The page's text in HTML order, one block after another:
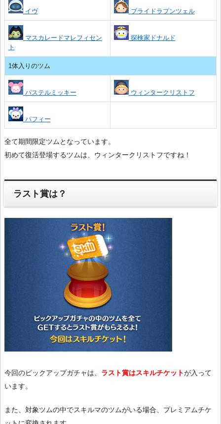
イヴ ブライドラプンツェル
マスカレードマレフィセン
ト
探検家ドナルド
1体入りのツム
パステルミッキー ウィンタークリストフ
パフィー
全て期間限定ツムとなっています。
初めて復活登場するツムは、ウィンタークリストフですね！
ラスト賞は？
今回のピックアップガチャは、 ラスト賞はスキルチケットが入って
います。
また、対象ツムの中でスキルマのツムがいる場合、プレミアムチケ